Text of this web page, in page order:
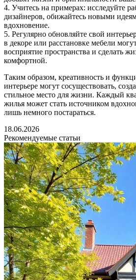
4. Учитесь на примерах: исследуйте
дизайнеров, обижайтесь новыми
вдохновение.
5. Регулярно обновляйте свой
в декоре или расстановке мебели
восприятие пространства и сделать
комфортной.
Таким образом, креативность и
интерьере могут сосуществовать,
стильное место для жизни. Каждый
жилья может стать источником
лишь немного постараться.
18.06.2026
Рекомендуемые статьи